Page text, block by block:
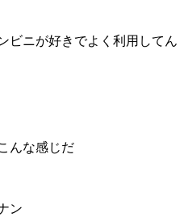
ビニが好きでよく利用してん
んな感じだ
ン